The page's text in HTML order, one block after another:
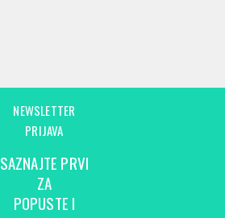
NEWSLETTER
PRIJAVA
SAZNAJTE PRVI
ZA
POPUSTE I